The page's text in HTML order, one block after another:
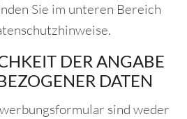
Sie im unteren Bereich
DER ANGABE
DATEN
sind weder